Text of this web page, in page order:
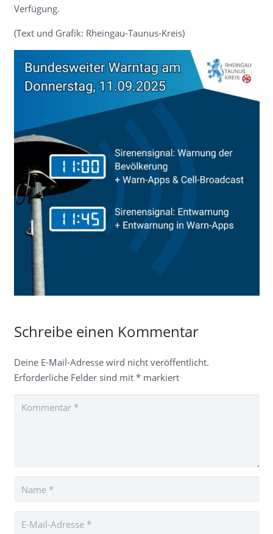
Verfügung.
(Text und Grafik: Rheingau-Taunus-Kreis)
Schreibe einen Kommentar
Deine E-Mail-Adresse wird nicht veröffentlicht.
Erforderliche Felder sind mit *markiert